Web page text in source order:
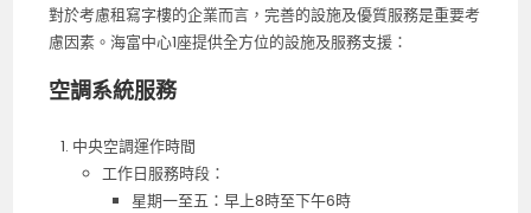
對於考慮租寫字樓的企業而言，完善的設施及優質服務是重要考
慮因素。海富中心1座提供全方位的設施及服務支援：
空調系統服務
中央空調運作時間
工作日服務時段：
星期一至五：早上8時至下午6時